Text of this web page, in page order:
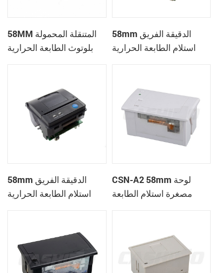
58MM المتنقلة المحمولة
بلوتوث الطابعة الحرارية
58mm الدقيقة الفريق
استلام الطابعة الحرارية
58mm الدقيقة الفريق
استلام الطابعة الحرارية
CSN-A2 58mm لوحة
مصغرة استلام الطابعة